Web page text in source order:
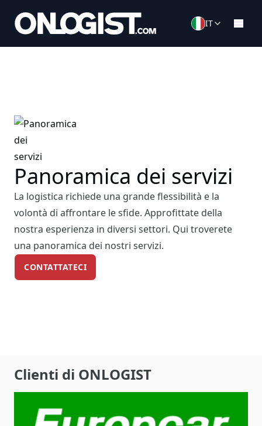
IT
Panoramica dei servizi
La logistica richiede una grande flessibilità e la
volontà di affrontare le sfide. Approfittate della
nostra esperienza in diversi settori. Qui troverete
una panoramica dei nostri servizi.
CONTATTATECI
Clienti di ONLOGIST